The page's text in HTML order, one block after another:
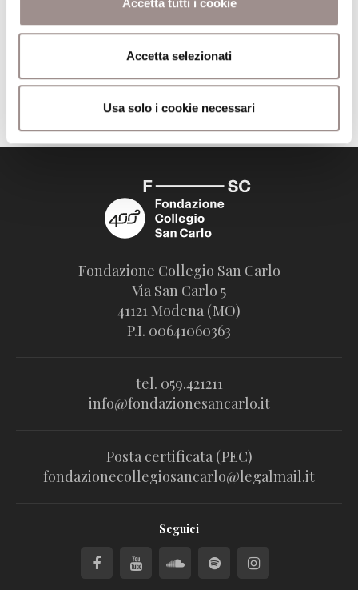
Accetta tutti i cookie
Accetta selezionati
Usa solo i cookie necessari
Editore Edizioni Studium
Trova il volume alla Biblioteca San Carlo
Fondazione Collegio San Carlo
Via San Carlo 5
41121 Modena (MO)
P.I. 00641060363
tel. 059.421211
info@fondazionesancarlo.it
Posta certificata (PEC)
fondazionecollegiosancarlo@legalmail.it
Seguici